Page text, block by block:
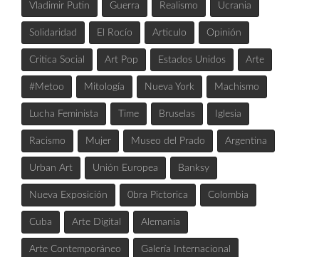
Vladimir Putin Guerra Realismo Ucrania
Solidaridad El Rocío Articulo Opinión
Critica Social Art Pop Estados Unidos Arte
#Metoo Mitología Nueva York Machismo
Lucha Feminista Time Bruselas Iglesia
Racismo Mujer Museo del Prado Argentina
Urban Art Unión Europea Banksy
Nueva Exposición 0bra Pictorica Colombia
Cuba Arte Digital Alemania
Arte Contemporáneo Galería Internacional